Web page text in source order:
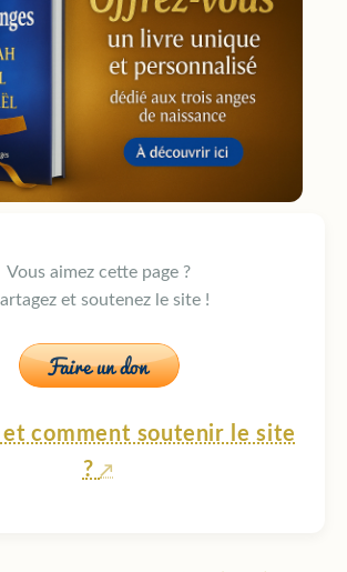
Vous aimez cette page ?
et soutenez le site !
et comment soutenir le site
?